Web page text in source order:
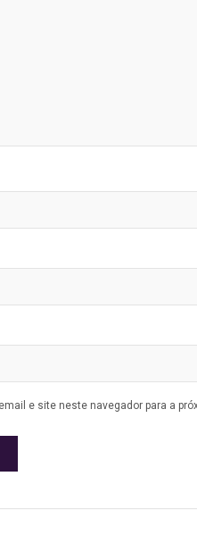
e site neste navegador para a